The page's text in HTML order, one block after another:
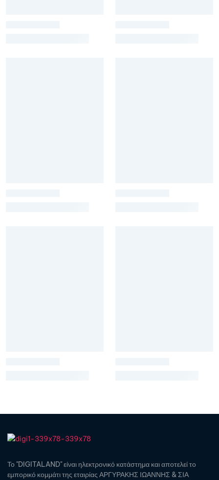
Το "DIGITALAND" είναι ηλεκτρονικό κατάστημα και αποτελεί το
εμπορικό κομμάτι της εταιρίας ΑΡΓΥΡΑΚΗΣ ΙΩΑΝΝΗΣ & ΣΙΑ